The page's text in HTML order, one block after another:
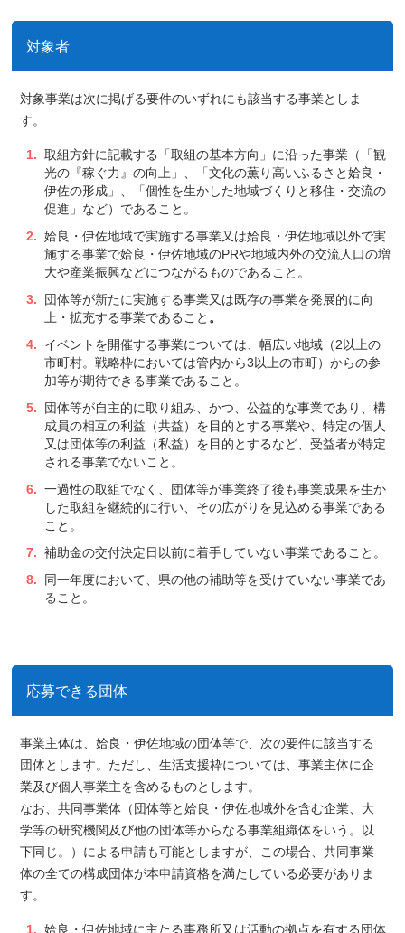
対象者
対象事業は次に掲げる要件のいずれにも該当する事業としま
す。
取組方針に記載する「取組の基本方向」に沿った事業（「観
光の『稼ぐ力』の向上」、「文化の薫り高いふるさと姶良・
伊佐の形成」、「個性を生かした地域づくりと移住・交流の
促進」など）であること。
姶良・伊佐地域で実施する事業又は姶良・伊佐地域以外で実
施する事業で姶良・伊佐地域のPRや地域内外の交流人口の増
大や産業振興などにつながるものであること。
団体等が新たに実施する事業又は既存の事業を発展的に向
上・拡充する事業であること 。
イベントを開催する事業については、幅広い地域（2以上の
市町村。戦略枠においては管内から3以上の市町）からの参
加等が期待できる事業であること。
団体等が自主的に取り組み、かつ、公益的な事業であり、構
成員の相互の利益（共益）を目的とする事業や、特定の個人
又は団体等の利益（私益）を目的とするなど、受益者が特定
される事業でないこと。
一過性の取組でなく、団体等が事業終了後も事業成果を生か
した取組を継続的に行い、その広がりを見込める事業である
こと。
補助金の交付決定日以前に着手していない事業であること。
同一年度において、県の他の補助等を受けていない事業であ
ること。
応募できる団体
事業主体は、 姶良・伊佐地域の団体等で、次の要件に該当する
団体とします。ただし、 生活支援枠については、事業主体に企
業及び個人事業主を含める ものとします。
なお、 共同事業体（団体等と姶良・伊佐地域外を含む企業、大
学等の研究機関及び他の団体等からなる事業組織体をいう。以
下同じ。）による申請も可能としますが、この場合、共同事業
体の全ての構成団体が本申請資格を満たしている必要がありま
す。
姶良・伊佐地域に主たる事務所又は活動の拠点を有する団体